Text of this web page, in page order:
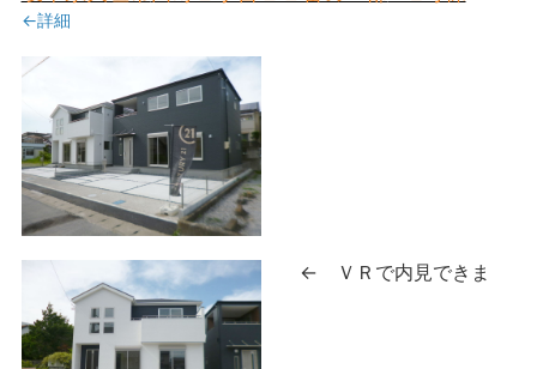
←詳細
← ＶＲで内見できま